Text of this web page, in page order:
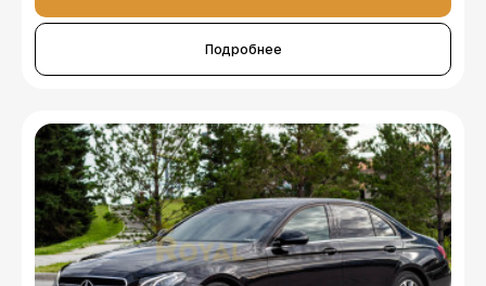
Подробнее